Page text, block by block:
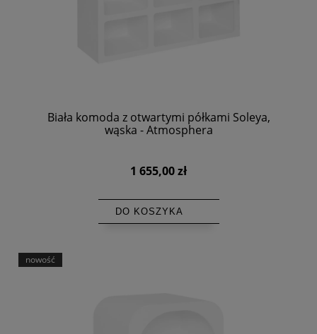
Biała komoda z otwartymi półkami Soleya,
wąska - Atmosphera
1 655,00 zł
DO KOSZYKA
nowość